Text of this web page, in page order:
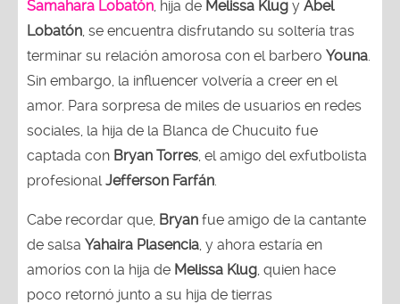
Samahara Lobatón , hija de Melissa Klug y Abel
Lobatón , se encuentra disfrutando su soltería tras
terminar su relación amorosa con el barbero Youna
Sin embargo, la influencer volvería a creer en el
amor. Para sorpresa de miles de usuarios en redes
sociales, la hija de la Blanca de Chucuito fue
captada con Bryan Torres , el amigo del exfutbolista
profesional Jefferson Farfán
Cabe recordar que, Bryan fue amigo de la cantante
de salsa Yahaira Plasencia , y ahora estaría en
amoríos con la hija de Melissa Klug , quien hace
poco retornó junto a su hija de tierras